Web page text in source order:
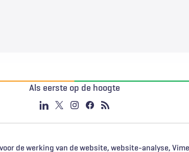
de werking van de website, website-analyse,
Als eerste op de hoogte